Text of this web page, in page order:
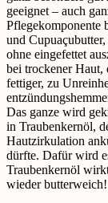
geeignet – auch
Pflegekomponente
und
ohne eingefettet
bei trockener Haut,
fettiger, zu
Das ganze wird
in Traubenkernöl,
Hautzirkulation
dürfte. Dafür wird
Traubenkernöl
wieder butterweich!